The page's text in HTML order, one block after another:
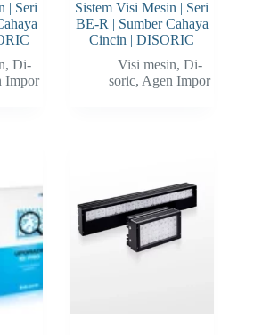
| Seri
, Di-
Impor
Sistem Visi Mesin | Seri
BE-R | Sumber Cahaya
Cincin | DISORIC
Visi mesin, Di-
soric, Agen Impor